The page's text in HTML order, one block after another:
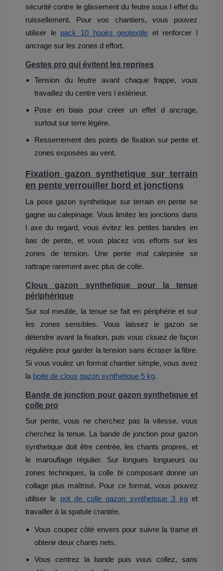
sécurité contre le glissement du feutre sous l effet du
ruissellement. Pour vos chantiers, vous pouvez
utiliser le pack 10 hooks geotextile et renforcer l
ancrage sur les zones d effort.
Gestes pro qui évitent les reprises
Tension du feutre avant chaque frappe, vous
travaillez du centre vers l extérieur.
Pose en biais pour créer un effet d ancrage,
surtout sur terre légère.
Resserrement des points de fixation sur pente et
zones exposées au vent.
Fixation gazon synthetique sur terrain
en pente verrouiller bord et jonctions
La pose gazon synthetique sur terrain en pente se
gagne au calepinage. Vous limitez les jonctions dans
l axe du regard, vous évitez les petites bandes en
bas de pente, et vous placez vos efforts sur les
zones de tension. Une pente mal calepinée se
rattrape rarement avec plus de colle.
Clous gazon synthetique pour la tenue
périphérique
Sur sol meuble, la tenue se fait en périphérie et sur
les zones sensibles. Vous laissez le gazon se
détendre avant la fixation, puis vous clouez de façon
régulière pour garder la tension sans écraser la fibre.
Si vous voulez un format chantier simple, vous avez
la boite de clous gazon synthetique 5 kg.
Bande de jonction pour gazon synthetique et
colle pro
Sur pente, vous ne cherchez pas la vitesse, vous
cherchez la tenue. La bande de jonction pour gazon
synthetique doit être centrée, les chants propres, et
le marouflage régulier. Sur longues longueurs ou
zones techniques, la colle bi composant donne un
collage plus maîtrisé. Pour ce format, vous pouvez
utiliser le pot de colle gazon synthetique 3 kget
travailler à la spatule crantée.
Vous coupez côté envers pour suivre la trame et
obtenir deux chants nets.
Vous centrez la bande puis vous collez, sans